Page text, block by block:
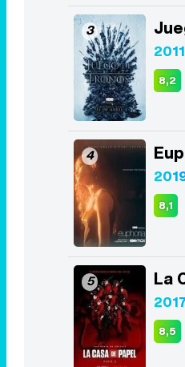
3
8,2
4
8,1
5 La
8,5